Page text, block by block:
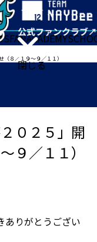
閉じる
FANACADEMY
（８／１９～９／１１）
０２５」開
９／１１）
ありがとうござい